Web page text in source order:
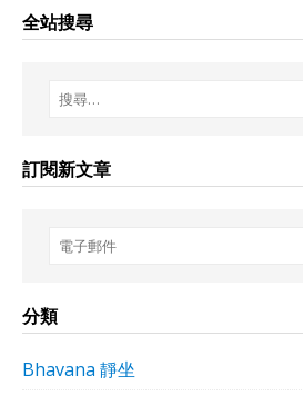
全站搜尋
訂閱新文章
分類
Bhavana 靜坐